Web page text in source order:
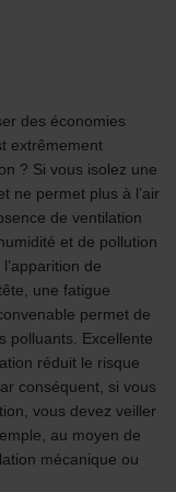
des économies
extrêmement
? Si vous isolez une
ne permet plus à l’air
de ventilation
et de pollution
de
une fatigue
permet de
polluants. Excellente
réduit le risque
conséquent, si vous
vous devez veiller
au moyen de
mécanique ou